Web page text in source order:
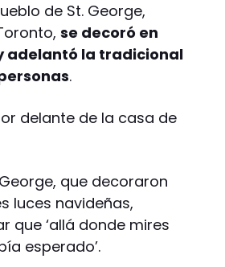
de St. George,
se decoró en
adelantó la tradicional
.
delante de la casa de
que decoraron
luces navideñas,
que ‘allá donde mires
esperado’.